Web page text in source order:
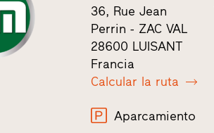
36, Rue Jean
Perrin - ZAC VAL
28600 LUISANT
Francia
Calcular la ruta
Aparcamiento